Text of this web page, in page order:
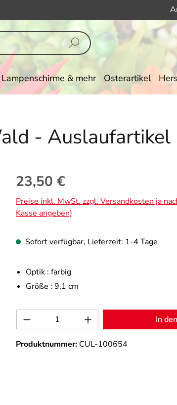
Lampenschirme & mehr Osterartikel
- Auslaufartikel
Regulärer Preis:
23,50 €
Preise inkl. MwSt. zzgl. Versandkosten ja
Kasse angeben)
Sofort verfügbar, Lieferzeit: 1-4 Tage
Optik : farbig
Größe : 9,1 cm
Produkt Anzahl: Gib den In
Produktnummer: CUL-100654